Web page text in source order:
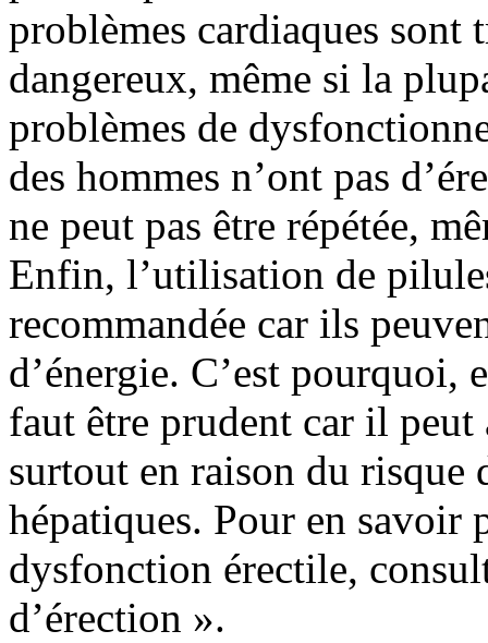
problèmes cardiaques sont
dangereux, même si la
problèmes de
des hommes n’ont pas
ne peut pas être répétée,
Enfin, l’utilisation de
recommandée car ils
d’énergie. C’est pourquoi,
faut être prudent car il peut
surtout en raison du risque
hépatiques. Pour en savoir
dysfonction érectile,
d’érection ».